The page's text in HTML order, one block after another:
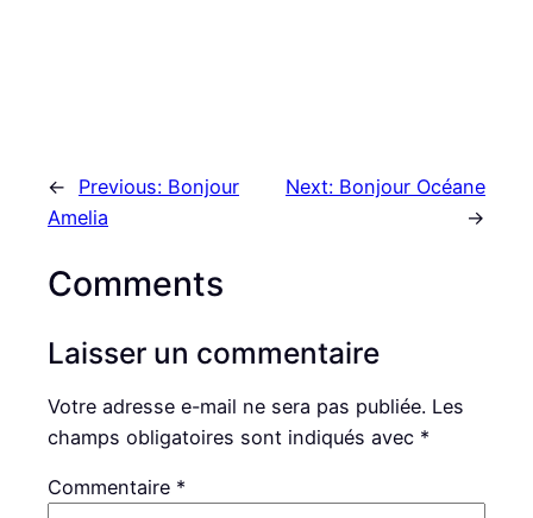
← Previous: Bonjour
Amelia
Next: Bonjour Océane
→
Comments
Laisser un commentaire
Votre adresse e-mail ne sera pas publiée. Les
champs obligatoires sont indiqués avec *
Commentaire *